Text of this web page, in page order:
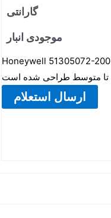
گارانتی
موجودی انبار
Honeywell 51305072-200 یک سنسور فشار پیزومقاومتی مینیاتوری است که برای پایش دینامیک
ارسال استعلام